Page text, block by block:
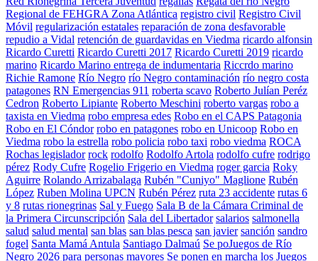
Regional de FEHGRA Zona Atlántica registro civil Registro Civil
Móvil regularización estatales reparación de zona desfavorable
repudio a Vidal retención de guardavidas en Viedma ricardo alfonsin
Ricardo Curetti Ricardo Curetti 2017 Ricardo Curetti 2019 ricardo
marino Ricardo Marino entrega de indumentaria Riccrdo marino
Richie Ramone Río Negro río Negro contaminación río negro costa
patagones RN Emergencias 911 roberta scavo Roberto Julían Peréz
Cedron Roberto Lipiante Roberto Meschini roberto vargas robo a
taxista en Viedma robo empresa edes Robo en el CAPS Patagonia
Robo en El Cóndor robo en patagones robo en Unicoop Robo en
Viedma robo la estrella robo policia robo taxi robo viedma ROCA
Rochas legislador rock rodolfo Rodolfo Artola rodolfo cufre rodrigo
pérez Rody Cufre Rogelio Frigerio en Viedma roger garcia Roky
Aguirre Rolando Arrizabalaga Rubén "Cuniyo" Maglione Rubén
López Ruben Molina UPCN Rubén Pérez ruta 23 accidente rutas 6
y 8 rutas rionegrinas Sal y Fuego Sala B de la Cámara Criminal de
la Primera Circunscripción Sala del Libertador salarios salmonella
salud salud mental san blas san blas pesca san javier sanción sandro
fogel Santa Mamá Antula Santiago Dalmaú Se poJuegos de Río
Negro 2026 para personas mayores Se ponen en marcha los Juegos